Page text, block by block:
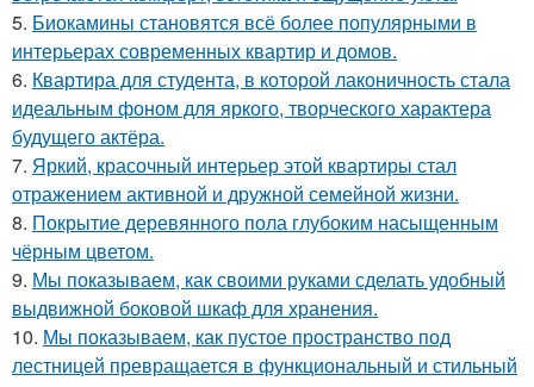
5. Биокамины становятся всё более популярными в
интерьерах современных квартир и домов.
6. Квартира для студента, в которой лаконичность стала
идеальным фоном для яркого, творческого характера
будущего актёра.
7. Яркий, красочный интерьер этой квартиры стал
отражением активной и дружной семейной жизни.
8. Покрытие деревянного пола глубоким насыщенным
чёрным цветом.
9. Мы показываем, как своими руками сделать удобный
выдвижной боковой шкаф для хранения.
10. Мы показываем, как пустое пространство под
лестницей превращается в функциональный и стильный